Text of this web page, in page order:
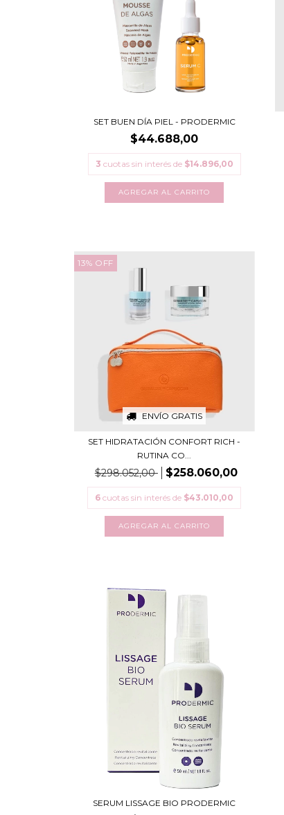
SET BUEN DÍA PIEL - PRODERMIC
$44.688,00
3 cuotas sin interés de $14.896,00
13% OFF
ENVÍO GRATIS
SET HIDRATACIÓN CONFORT RICH -
RUTINA CO...
$298.052,00 $258.060,00
6 cuotas sin interés de $43.010,00
SERUM LISSAGE BIO PRODERMIC